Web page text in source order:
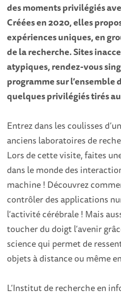
des moments privilégiés
Créées en 2020, elles
expériences uniques, en
de la recherche. Sites
atypiques, rendez-vous
programme sur
quelques privilégiés tirés
Entrez dans les coulisses
anciens laboratoires de
Lors de cette visite, faites
dans le monde des
machine ! Découvrez
contrôler des applications
l’activité cérébrale ! Mais
toucher du doigt l’avenir
science qui permet de
objets à distance ou même
L’Institut de recherche en